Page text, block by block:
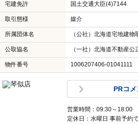
宅建免許 国土交通大臣(4)7144
取引態様 媒介
所属団体名 （公社）北海道宅地建物
公取協名 （一社）北海道不動産
物件番号 1006207406-01041111
PRコ
営業時間：09:30～18:00
定休日：水曜日 事前予約